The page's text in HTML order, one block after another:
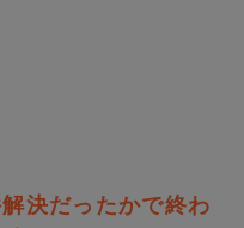
決だったかで終わ